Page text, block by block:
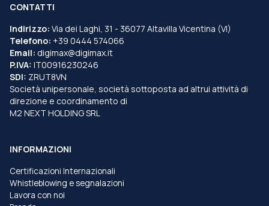
CONTATTI
Indirizzo: Via dei Laghi, 31 - 36077 Altavilla Vicentina (VI)
Telefono: +39 0444 574066
Email: digimax@digimax.it
P.IVA: IT00916230246
SDI: ZRUT8VN
Società unipersonale, società sottoposta ad altrui attività di
direzione e coordinamento di
M2 NEXT HOLDING SRL
INFORMAZIONI
Certificazioni Internazionali
Whistleblowing e segnalazioni
Lavora con noi